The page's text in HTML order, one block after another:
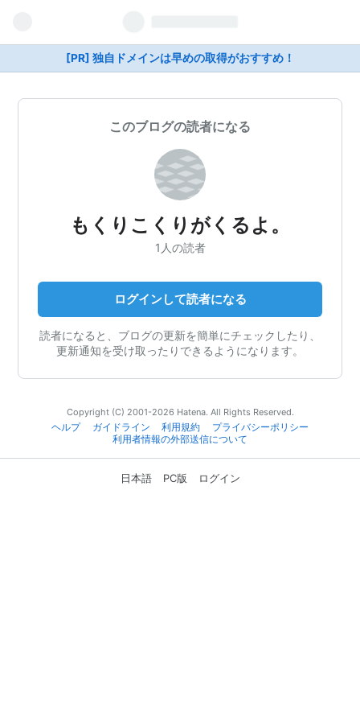
[PR] 独自ドメインは早めの取得がおすすめ！
このブログの読者になる
もくりこくりがくるよ。
1人の読者
ログインして読者になる
読者になると、ブログの更新を簡単にチェックしたり、
更新通知を受け取ったりできるようになります。
Copyright (C) 2001-2026 Hatena. All Rights Reserved.
ヘルプ
ガイドライン 利用規約
プライバシーポリシー
利用者情報の外部送信について
日本語 PC版 ログイン